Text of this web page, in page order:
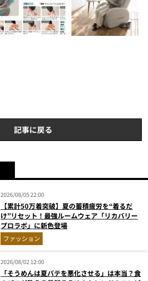
記事に戻る
2026/08/05 22:00
【累計50万着突破】夏の蓄積疲労を“着るだ
け”リセット！最強ルームウェア「リカバリー
プロラボ」に新色登場
ファッション
2026/08/02 12:00
「そうめんは夏バテを悪化させる」は本当？食